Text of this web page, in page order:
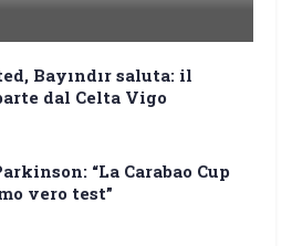
Bayındır saluta: il
dal Celta Vigo
“La Carabao Cup
vero test”